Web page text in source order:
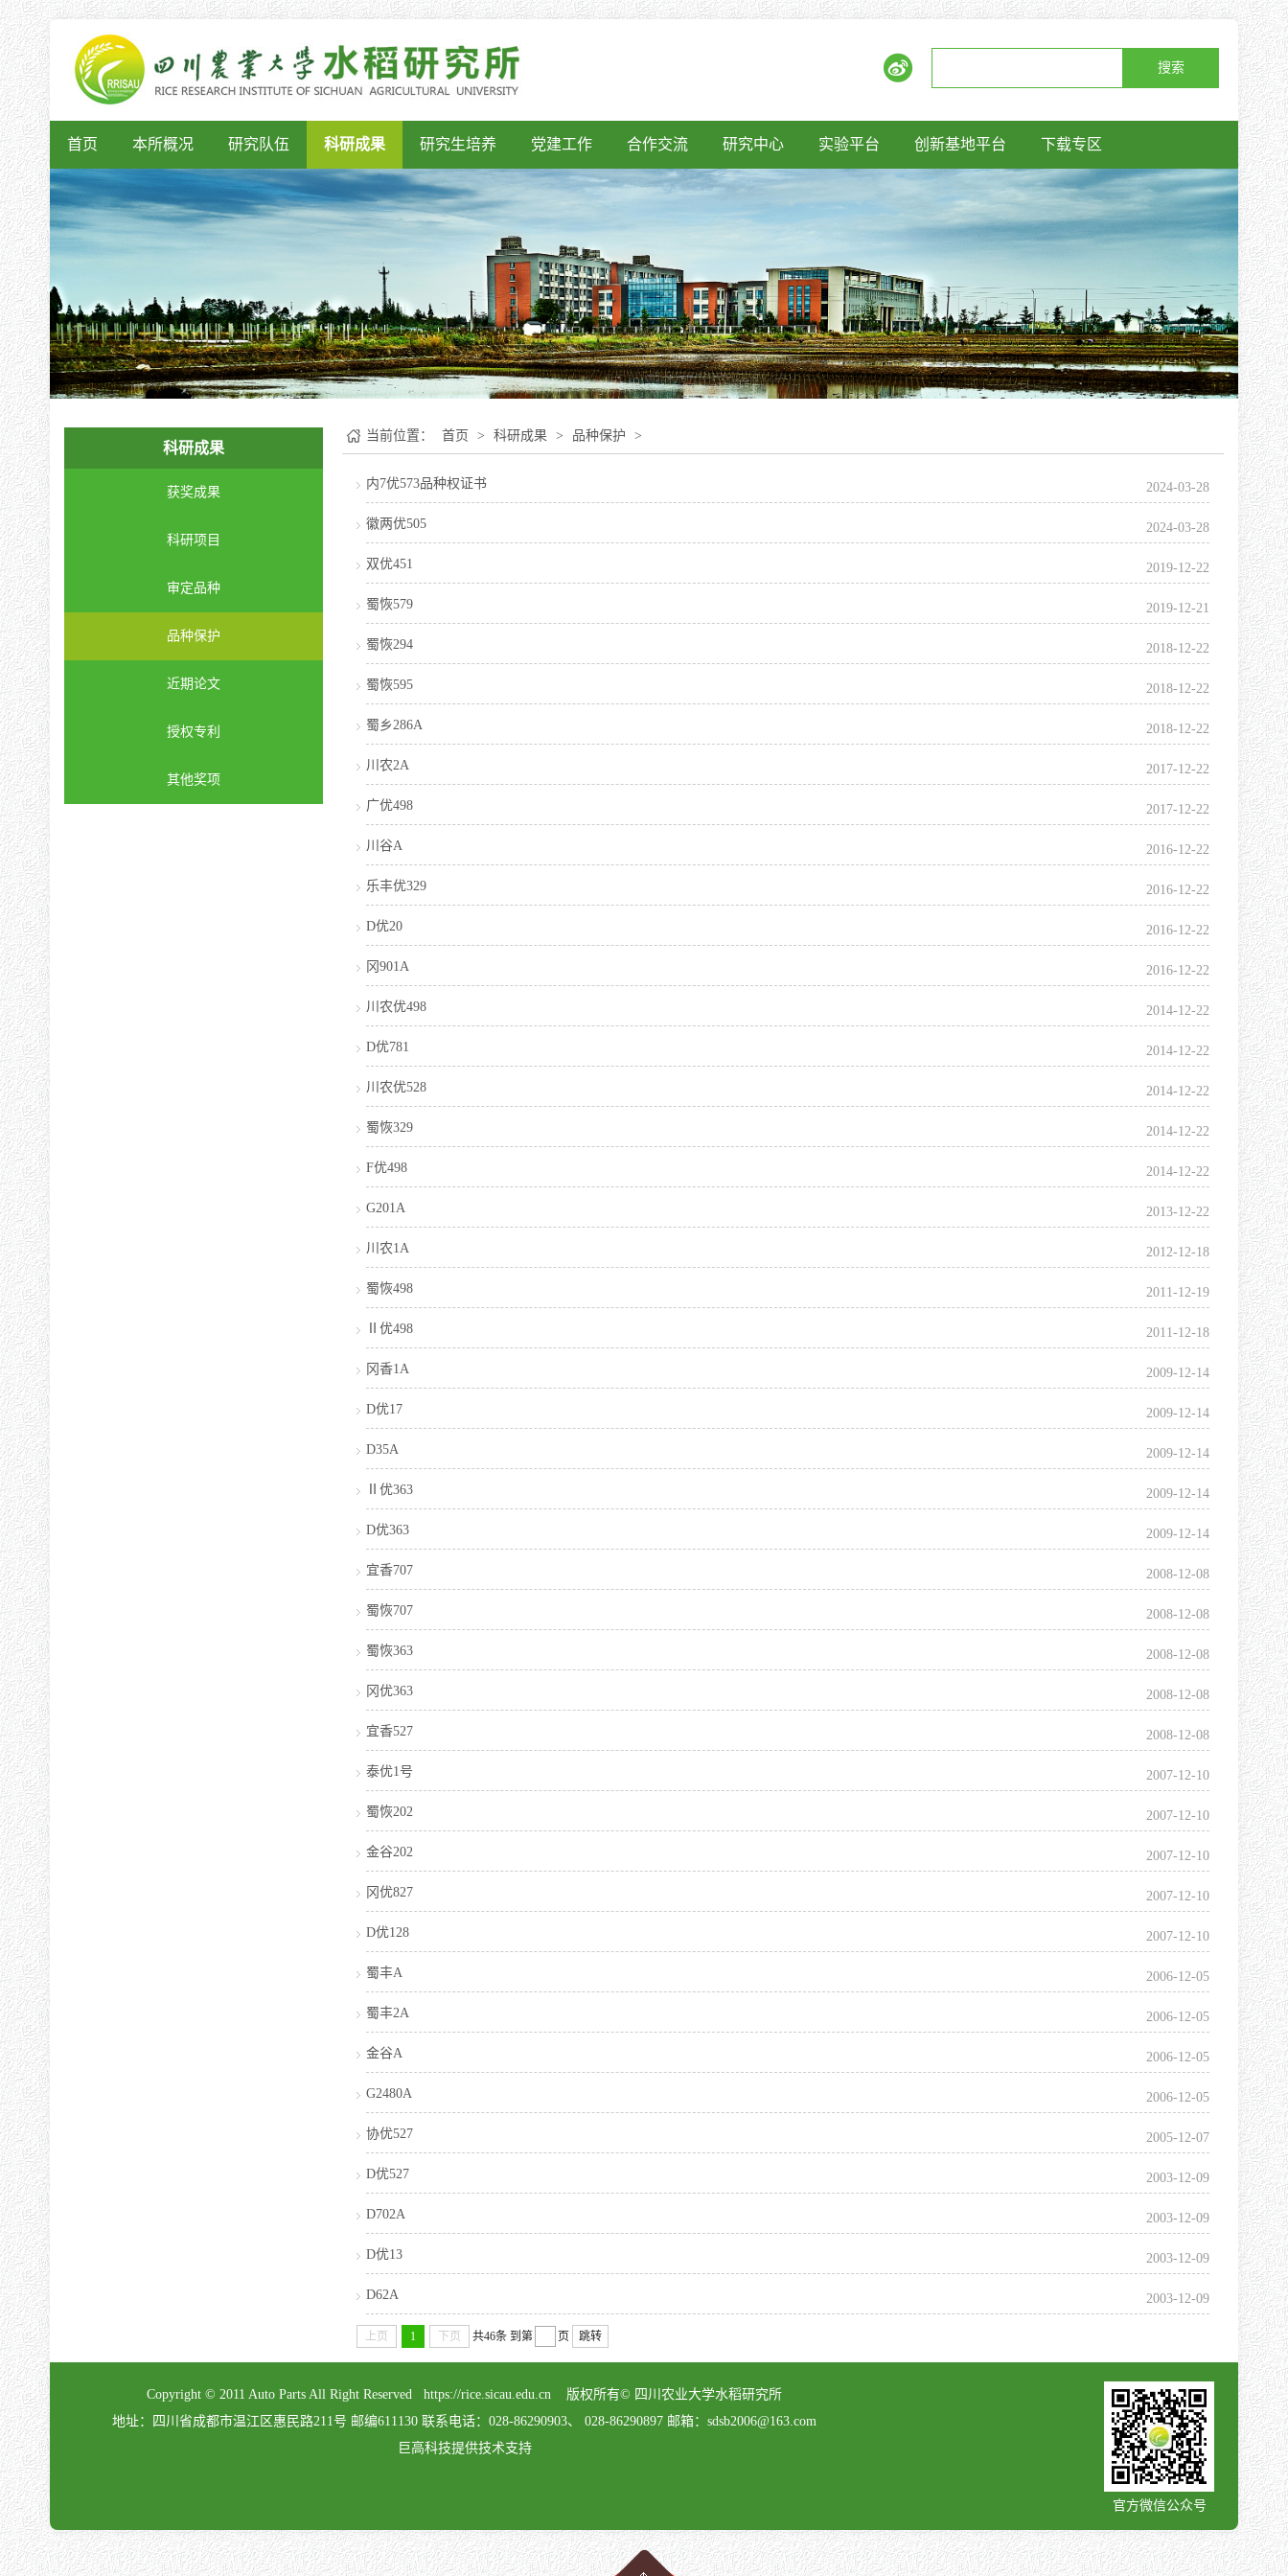
搜索
首页 本所概况 研究队伍 科研成果 研究生培养 党建工作 合作交流 研究中心 实验平台 创新基地平台 下载专区
科研成果
获奖成果
科研项目
审定品种
品种保护
近期论文
授权专利
其他奖项
当前位置： 首页 > 科研成果 > 品种保护 >
内7优573品种权证书 2024-03-28
徽两优505 2024-03-28
双优451 2019-12-22
蜀恢579 2019-12-21
蜀恢294 2018-12-22
蜀恢595 2018-12-22
蜀乡286A 2018-12-22
川农2A 2017-12-22
广优498 2017-12-22
川谷A 2016-12-22
乐丰优329 2016-12-22
D优20 2016-12-22
冈901A 2016-12-22
川农优498 2014-12-22
D优781 2014-12-22
川农优528 2014-12-22
蜀恢329 2014-12-22
F优498 2014-12-22
G201A 2013-12-22
川农1A 2012-12-18
蜀恢498 2011-12-19
Ⅱ优498 2011-12-18
冈香1A 2009-12-14
D优17 2009-12-14
D35A 2009-12-14
Ⅱ优363 2009-12-14
D优363 2009-12-14
宜香707 2008-12-08
蜀恢707 2008-12-08
蜀恢363 2008-12-08
冈优363 2008-12-08
宜香527 2008-12-08
泰优1号 2007-12-10
蜀恢202 2007-12-10
金谷202 2007-12-10
冈优827 2007-12-10
D优128 2007-12-10
蜀丰A 2006-12-05
蜀丰2A 2006-12-05
金谷A 2006-12-05
G2480A 2006-12-05
协优527 2005-12-07
D优527 2003-12-09
D702A 2003-12-09
D优13 2003-12-09
D62A 2003-12-09
上页 1 下页 共46条 到第 页 跳转
官方微信公众号
Copyright © 2011 Auto Parts All Right Reserved https://rice.sicau.edu.cn 版权所有© 四川农业大学水稻研究所
地址：四川省成都市温江区惠民路211号 邮编611130 联系电话：028-86290903、 028-86290897 邮箱：sdsb2006@163.com
巨高科技提供技术支持